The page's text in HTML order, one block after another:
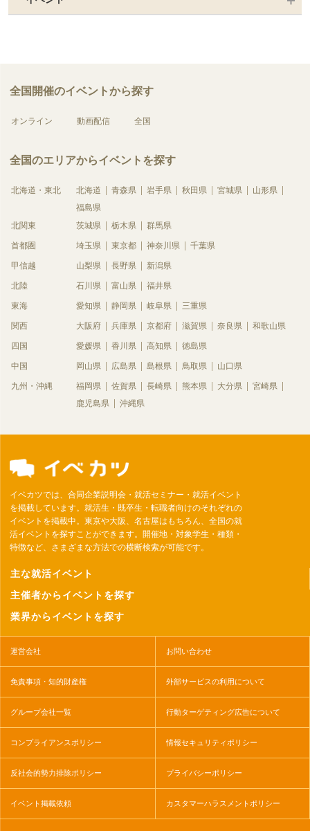
全国開催のイベントから探す
オンライン 動画配信 全国
全国のエリアからイベントを探す
北海道・東北 北海道 青森県 岩手県 秋田県 宮城県
山形県
福島県
北関東
茨城県 栃木県 群馬県
首都圏 埼玉県 東京都 神奈川県 千葉県
甲信越 山梨県 長野県 新潟県
北陸 石川県 富山県 福井県
東海 愛知県 静岡県 岐阜県 三重県
関西 大阪府 兵庫県 京都府 滋賀県 奈良県 和歌山県
四国 愛媛県 香川県 高知県 徳島県
中国 岡山県 広島県 島根県 鳥取県 山口県
九州・沖縄 福岡県 佐賀県 長崎県 熊本県 大分県
宮崎県
鹿児島県
沖縄県
イベカツでは、合同企業説明会・就活セミナー・就活イベント
を掲載しています。就活生・既卒生・転職者向けのそれぞれの
イベントを掲載中。東京や大阪、名古屋はもちろん、全国の就
活イベントを探すことができます。開催地・対象学生・種類・
特徴など、さまざまな方法での横断検索が可能です。
主な就活イベント
主催者からイベントを探す
業界からイベントを探す
運営会社 お問い合わせ
免責事項・知的財産権 外部サービスの利用について
グループ会社一覧 行動ターゲティング広告について
コンプライアンスポリシー 情報セキュリティポリシー
反社会的勢力排除ポリシー プライバシーポリシー
イベント掲載依頼 カスタマーハラスメントポリシー